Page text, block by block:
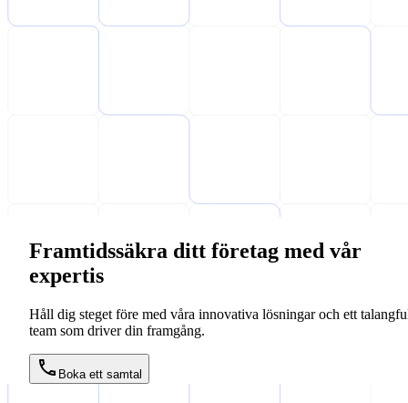
Framtidssäkra ditt företag med vår
expertis
Håll dig steget före med våra innovativa lösningar och ett
team som driver din framgång.
Boka ett samtal